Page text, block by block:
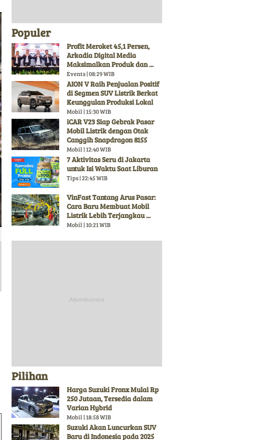
Populer
Profit Meroket 45,1 Persen,
Arkadia Digital Media
Maksimalkan Produk dan ...
Events | 08:29 WIB
AION V Raih Penjualan Positif
di Segmen SUV Listrik Berkat
Keunggulan Produksi Lokal
Mobil | 15:30 WIB
iCAR V23 Siap Gebrak Pasar
Mobil Listrik dengan Otak
Canggih Snapdragon 8155
Mobil | 12:40 WIB
7 Aktivitas Seru di Jakarta
untuk Isi Waktu Saat Liburan
Tips | 22:45 WIB
VinFast Tantang Arus Pasar:
Cara Baru Membuat Mobil
Listrik Lebih Terjangkau ...
Mobil | 10:21 WIB
Pilihan
Harga Suzuki Fronx Mulai Rp
250 Jutaan, Tersedia dalam
Varian Hybrid
Mobil | 18:58 WIB
Suzuki Akan Luncurkan SUV
Baru di Indonesia pada 2025